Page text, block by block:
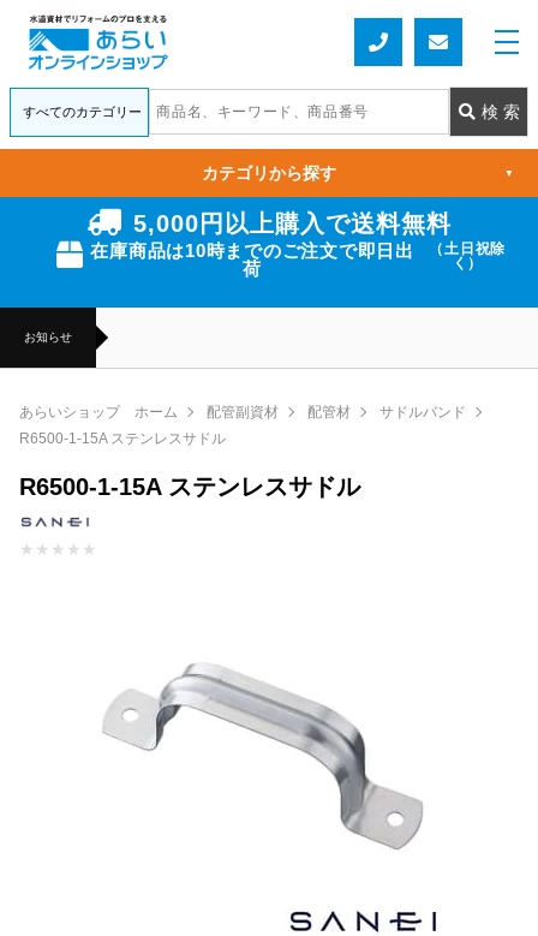
5,000円以上購入で送料無料
在庫商品は10時までのご注文で即日出
荷
（土日祝除
く）
お知らせ
カテゴリから探す ▼
あらいショップ ホーム 配管副資材 配管材
サドルバンド
R6500-1-15A ステンレスサドル
R6500-1-15A ステンレスサドル
★ ★ ★ ★ ★